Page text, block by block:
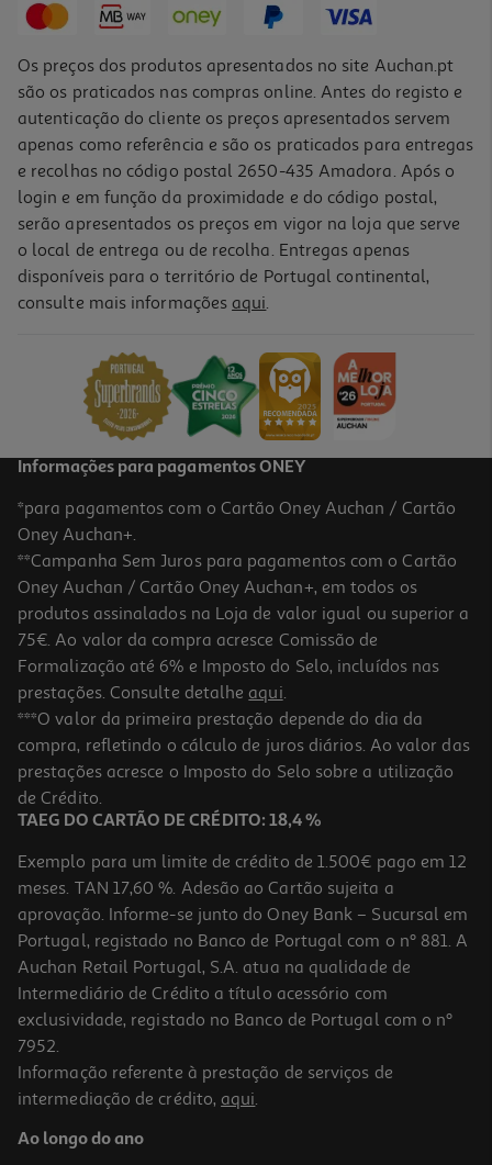
Os preços dos produtos apresentados no site Auchan.pt
são os praticados nas compras online. Antes do registo e
autenticação do cliente os preços apresentados servem
apenas como referência e são os praticados para entregas
e recolhas no código postal 2650-435 Amadora. Após o
login e em função da proximidade e do código postal,
serão apresentados os preços em vigor na loja que serve
o local de entrega ou de recolha. Entregas apenas
disponíveis para o território de Portugal continental,
consulte mais informações aqui.
Informações para pagamentos ONEY
*para pagamentos com o Cartão Oney Auchan / Cartão
Oney Auchan+.
**Campanha Sem Juros para pagamentos com o Cartão
Oney Auchan / Cartão Oney Auchan+, em todos os
produtos assinalados na Loja de valor igual ou superior a
75€. Ao valor da compra acresce Comissão de
Formalização até 6% e Imposto do Selo, incluídos nas
prestações. Consulte detalhe aqui.
***O valor da primeira prestação depende do dia da
compra, refletindo o cálculo de juros diários. Ao valor das
prestações acresce o Imposto do Selo sobre a utilização
de Crédito.
TAEG DO CARTÃO DE CRÉDITO: 18,4 %
Exemplo para um limite de crédito de 1.500€ pago em 12
meses. TAN 17,60 %. Adesão ao Cartão sujeita a
aprovação. Informe-se junto do Oney Bank – Sucursal em
Portugal, registado no Banco de Portugal com o nº 881. A
Auchan Retail Portugal, S.A. atua na qualidade de
Intermediário de Crédito a título acessório com
exclusividade, registado no Banco de Portugal com o nº
7952.
Informação referente à prestação de serviços de
intermediação de crédito, aqui.
Ao longo do ano